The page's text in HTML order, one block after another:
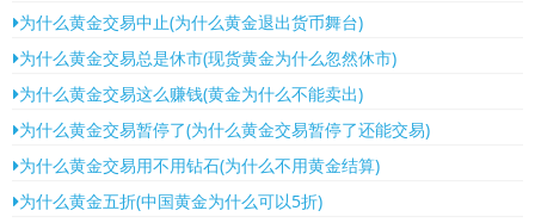
为什么黄金交易中止(为什么黄金退出货币舞台)
为什么黄金交易总是休市(现货黄金为什么忽然休市)
为什么黄金交易这么赚钱(黄金为什么不能卖出)
为什么黄金交易暂停了(为什么黄金交易暂停了还能交易)
为什么黄金交易用不用钻石(为什么不用黄金结算)
为什么黄金五折(中国黄金为什么可以5折)